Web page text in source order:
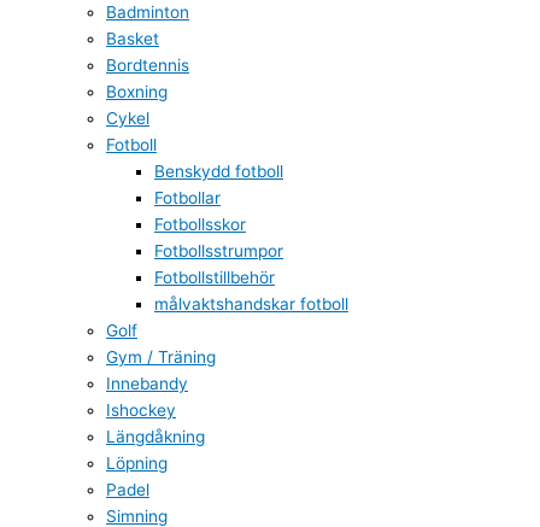
Badminton
Basket
Bordtennis
Boxning
Cykel
Fotboll
Benskydd fotboll
Fotbollar
Fotbollsskor
Fotbollsstrumpor
Fotbollstillbehör
målvaktshandskar fotboll
Golf
Gym / Träning
Innebandy
Ishockey
Längdåkning
Löpning
Padel
Simning